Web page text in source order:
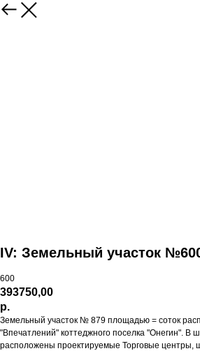
IV: Земельный участок
600
393750,00
р.
Земельный участок № 879 площадью = соток
"Впечатлений" коттеджного поселка "Онегин". В
расположены проектируемые Торговые центры,